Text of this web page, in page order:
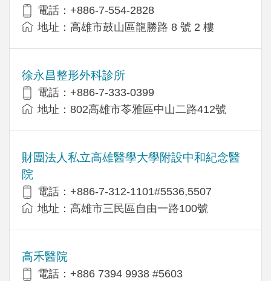
電話：+886-7-554-2828
地址：高雄市鼓山區龍勝路 8 號 2 樓
徐永昌整形外科診所
電話：+886-7-333-0399
地址：802高雄市苓雅區中山二路412號
財團法人私立高雄醫學大學附設中和紀念醫
院
電話：+886-7-312-1101#5536,5507
地址：高雄市三民區自由一路100號
高禾醫院
電話：+886 7394 9938 #5603